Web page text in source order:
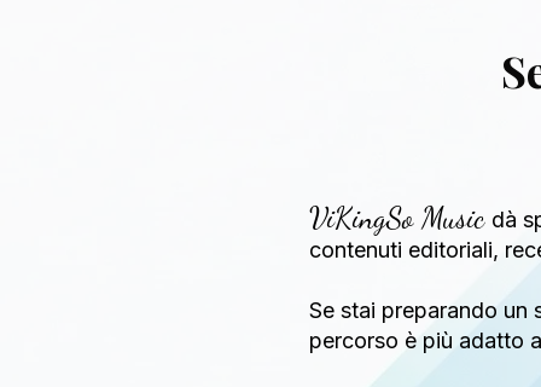
ViKingSo Music dà
contenuti editoriali,
Se stai preparando un
percorso è più adatto